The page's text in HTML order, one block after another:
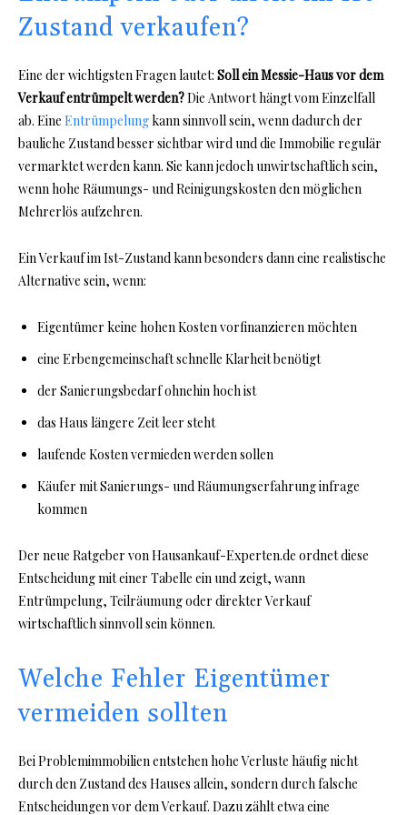
Zustand verkaufen?
Eine der wichtigsten Fragen lautet: Soll ein Messie-Haus vor dem
Verkauf entrümpelt werden?Die Antwort hängt vom Einzelfall
ab. Eine Entrümpelungkann sinnvoll sein, wenn dadurch der
bauliche Zustand besser sichtbar wird und die Immobilie regulär
vermarktet werden kann. Sie kann jedoch unwirtschaftlich sein,
wenn hohe Räumungs- und Reinigungskosten den möglichen
Mehrerlös aufzehren.
Ein Verkauf im Ist-Zustand kann besonders dann eine realistische
Alternative sein, wenn:
Eigentümer keine hohen Kosten vorfinanzieren möchten
eine Erbengemeinschaft schnelle Klarheit benötigt
der Sanierungsbedarf ohnehin hoch ist
das Haus längere Zeit leer steht
laufende Kosten vermieden werden sollen
Käufer mit Sanierungs- und Räumungserfahrung infrage
kommen
Der neue Ratgeber von Hausankauf-Experten.de ordnet diese
Entscheidung mit einer Tabelle ein und zeigt, wann
Entrümpelung, Teilräumung oder direkter Verkauf
wirtschaftlich sinnvoll sein können.
Welche Fehler Eigentümer
vermeiden sollten
Bei Problemimmobilien entstehen hohe Verluste häufig nicht
durch den Zustand des Hauses allein, sondern durch falsche
Entscheidungen vor dem Verkauf. Dazu zählt etwa eine